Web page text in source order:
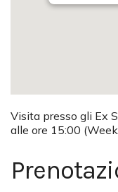
Visita presso gli Ex
alle ore 15:00